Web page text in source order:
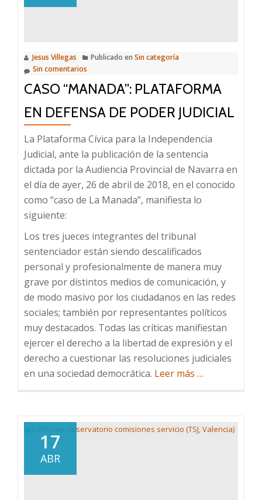
Jesus Villegas Publicado en Sin categoría
Sin comentarios
CASO “MANADA”: PLATAFORMA
EN DEFENSA DE PODER JUDICIAL
La Plataforma Cívica para la Independencia
Judicial, ante la publicación de la sentencia
dictada por la Audiencia Provincial de Navarra en
el día de ayer, 26 de abril de 2018, en el conocido
como “caso de La Manada”, manifiesta lo
siguiente:
Los tres jueces integrantes del tribunal
sentenciador están siendo descalificados
personal y profesionalmente de manera muy
grave por distintos medios de comunicación, y
de modo masivo por los ciudadanos en las redes
sociales; también por representantes políticos
muy destacados. Todas las críticas manifiestan
ejercer el derecho a la libertad de expresión y el
derecho a cuestionar las resoluciones judiciales
en una sociedad democrática. Leer más Acerca
en
…
17
ABR